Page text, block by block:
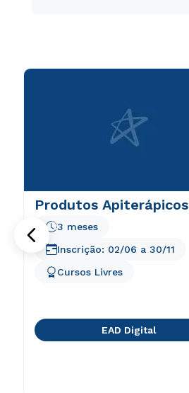
Produtos Apiterápicos
3 meses
Cursos Livres
Inscrição: 02/06 a 30/11
EAD Digital